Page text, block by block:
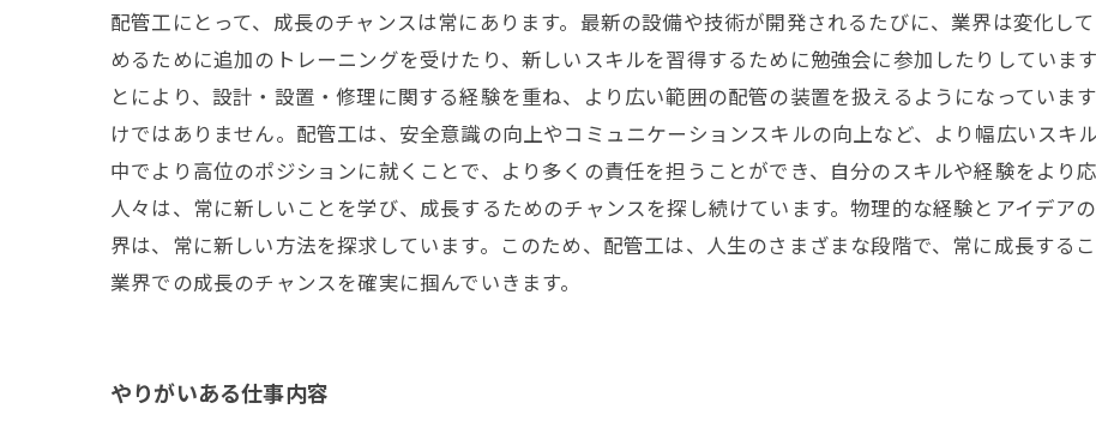
配管工にとって、成長のチャンスは常にあります。最新の設備や技術が開発されるたびに、業界は変化し
めるために追加のトレーニングを受けたり、新しいスキルを習得するために勉強会に参加したりしていま
とにより、設計・設置・修理に関する経験を重ね、より広い範囲の配管の装置を扱えるようになっていま
けではありません。配管工は、安全意識の向上やコミュニケーションスキルの向上など、より幅広いスキ
中でより高位のポジションに就くことで、より多くの責任を担うことができ、自分のスキルや経験をより
人々は、常に新しいことを学び、成長するためのチャンスを探し続けています。物理的な経験とアイデア
界は、常に新しい方法を探求しています。このため、配管工は、人生のさまざまな段階で、常に成長する
業界での成長のチャンスを確実に掴んでいきます。
やりがいある仕事内容